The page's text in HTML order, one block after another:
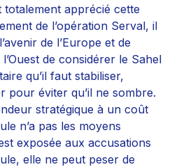
apprécié cette
de l’opération Serval, il
de l’Europe et de
de considérer le Sahel
qu’il faut stabiliser,
pour éviter qu’il ne sombre.
stratégique à un coût
n’a pas les moyens
exposée aux accusations
elle ne peut peser de